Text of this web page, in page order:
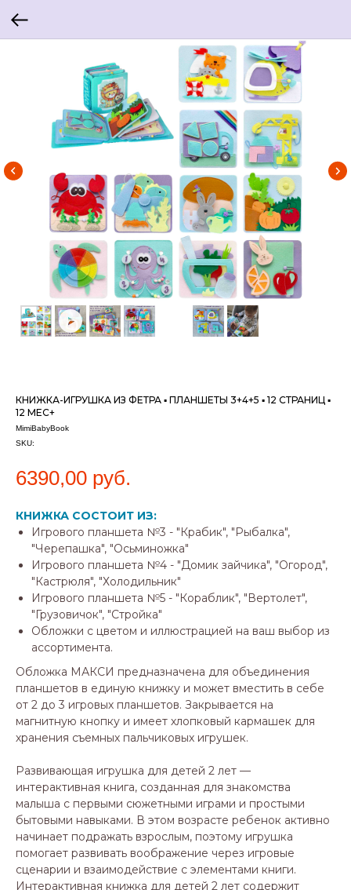
КНИЖКА-ИГРУШКА ИЗ ФЕТРА ▪ ПЛАНШЕТЫ 3+4+5 ▪ 12 СТРАНИЦ ▪
12 МЕС+
MimiBabyBook
SKU:
6390,00 руб.
КНИЖКА СОСТОИТ ИЗ:
Игрового планшета №3 - "Крабик", "Рыбалка",
"Черепашка", "Осьминожка"
Игрового планшета №4 - "Домик зайчика", "Огород",
"Кастрюля", "Холодильник"
Игрового планшета №5 - "Кораблик", "Вертолет",
"Грузовичок", "Стройка"
Обложки с цветом и иллюстрацией на ваш выбор из
ассортимента.
Обложка МАКСИ предназначена для объединения
планшетов в единую книжку и может вместить в себе
от 2 до 3 игровых планшетов. Закрывается на
магнитную кнопку и имеет хлопковый кармашек для
хранения съемных пальчиковых игрушек.
Развивающая игрушка для детей 2 лет —
интерактивная книга, созданная для знакомства
малыша с первыми сюжетными играми и простыми
бытовыми навыками. В этом возрасте ребенок активно
начинает подражать взрослым, поэтому игрушка
помогает развивать воображение через игровые
сценарии и взаимодействие с элементами книги.
Интерактивная книжка для детей 2 лет содержит